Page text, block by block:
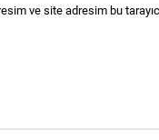
ve site adresim bu